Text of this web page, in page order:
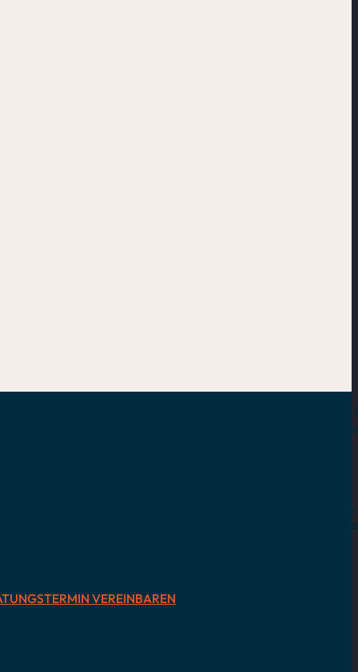
ist dein Partner für mehr Online-Buchungen und begeisterte
Menschen und machen aus ihnen
und ein großes Netzwerk in der Freizeitbranche
wachsende Freizeitbetriebe. Sprich uns einfach an, wenn du
VEREINBAREN